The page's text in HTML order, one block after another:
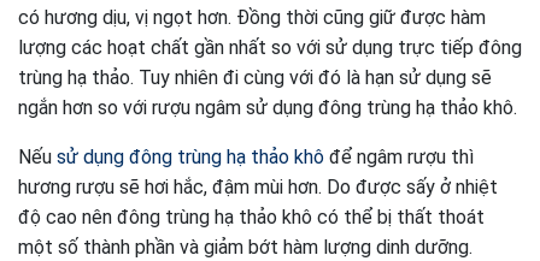
có hương dịu, vị ngọt hơn. Đồng thời cũng giữ được hàm
lượng các hoạt chất gần nhất so với sử dụng trực tiếp đông
trùng hạ thảo. Tuy nhiên đi cùng với đó là hạn sử dụng sẽ
ngắn hơn so với rượu ngâm sử dụng đông trùng hạ thảo khô.
Nếu sử dụng đông trùng hạ thảo khô để ngâm rượu thì
hương rượu sẽ hơi hắc, đậm mùi hơn. Do được sấy ở nhiệt
độ cao nên đông trùng hạ thảo khô có thể bị thất thoát
một số thành phần và giảm bớt hàm lượng dinh dưỡng.